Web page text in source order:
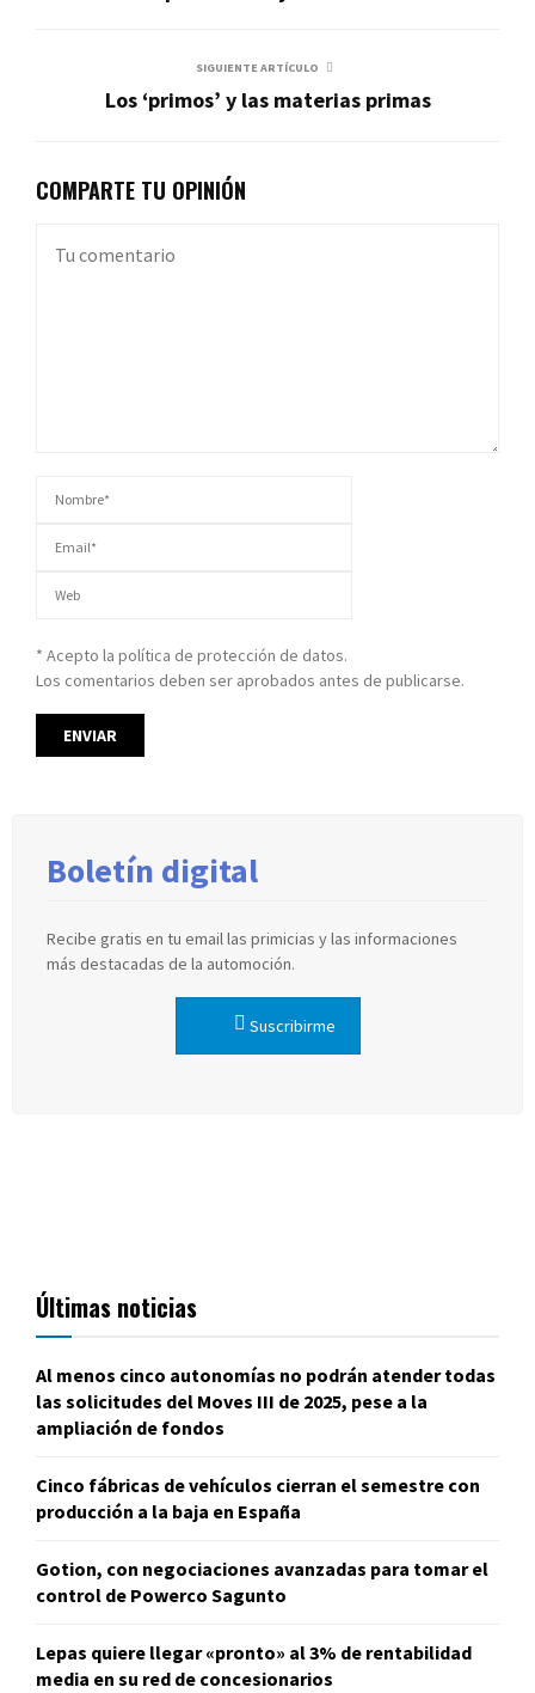
SIGUIENTE ARTÍCULO
Los ‘primos’ y las materias primas
COMPARTE TU OPINIÓN
* Acepto la política de protección de datos.
Los comentarios deben ser aprobados antes de publicarse.
Boletín digital
Recibe gratis en tu email las primicias y las informaciones
más destacadas de la automoción.
Suscribirme
Últimas noticias
Al menos cinco autonomías no podrán atender todas
las solicitudes del Moves III de 2025, pese a la
ampliación de fondos
Cinco fábricas de vehículos cierran el semestre con
producción a la baja en España
Gotion, con negociaciones avanzadas para tomar el
control de Powerco Sagunto
Lepas quiere llegar «pronto» al 3% de rentabilidad
media en su red de concesionarios